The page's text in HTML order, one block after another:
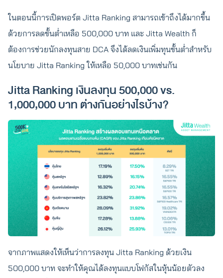
ในตอนนี้การเปิดพอร์ต Jitta Ranking สามารถเข้าถึงได้มากขึ้น
ด้วยการลดขั้นต่ำเหลือ 500,000 บาท และ Jitta Wealth ก็
ต้องการช่วยนักลงทุนสาย DCA จึงได้ลดเงินเพิ่มทุนขั้นต่ำสำหรับ
นโยบาย Jitta Ranking ให้เหลือ 50,000 บาทเช่นกัน
Jitta Ranking เงินลงทุน 500,000 vs.
1,000,000 บาท ต่างกันอย่างไรบ้าง?
จากภาพแสดงให้เห็นว่าการลงทุน Jitta Ranking ด้วยเงิน
500,000 บาท จะทำให้คุณได้ลงทุนแบบโฟกัสในหุ้นน้อยตัวลง